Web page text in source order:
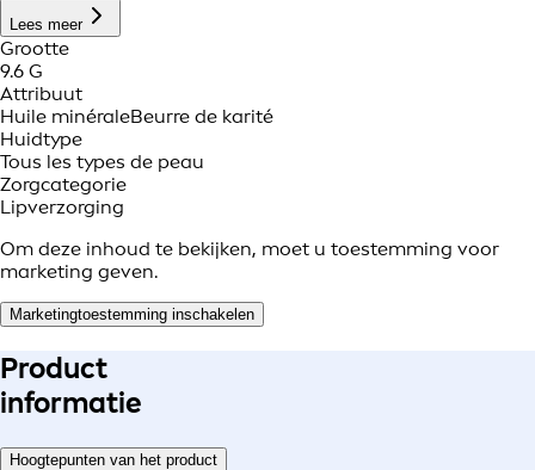
Lees meer
Grootte
9.6 G
Attribuut
Huile minéraleBeurre de karité
Huidtype
Tous les types de peau
Zorgcategorie
Lipverzorging
Om deze inhoud te bekijken, moet u toestemming voor
marketing geven.
Marketingtoestemming inschakelen
Product
informatie
Hoogtepunten van het product